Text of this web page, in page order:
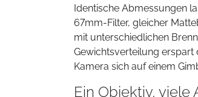
Identische Abmessungen
67mm-Filter, gleicher
mit unterschiedlichen
Gewichtsverteilung erspart
Kamera sich auf einem
Ein Objektiv,